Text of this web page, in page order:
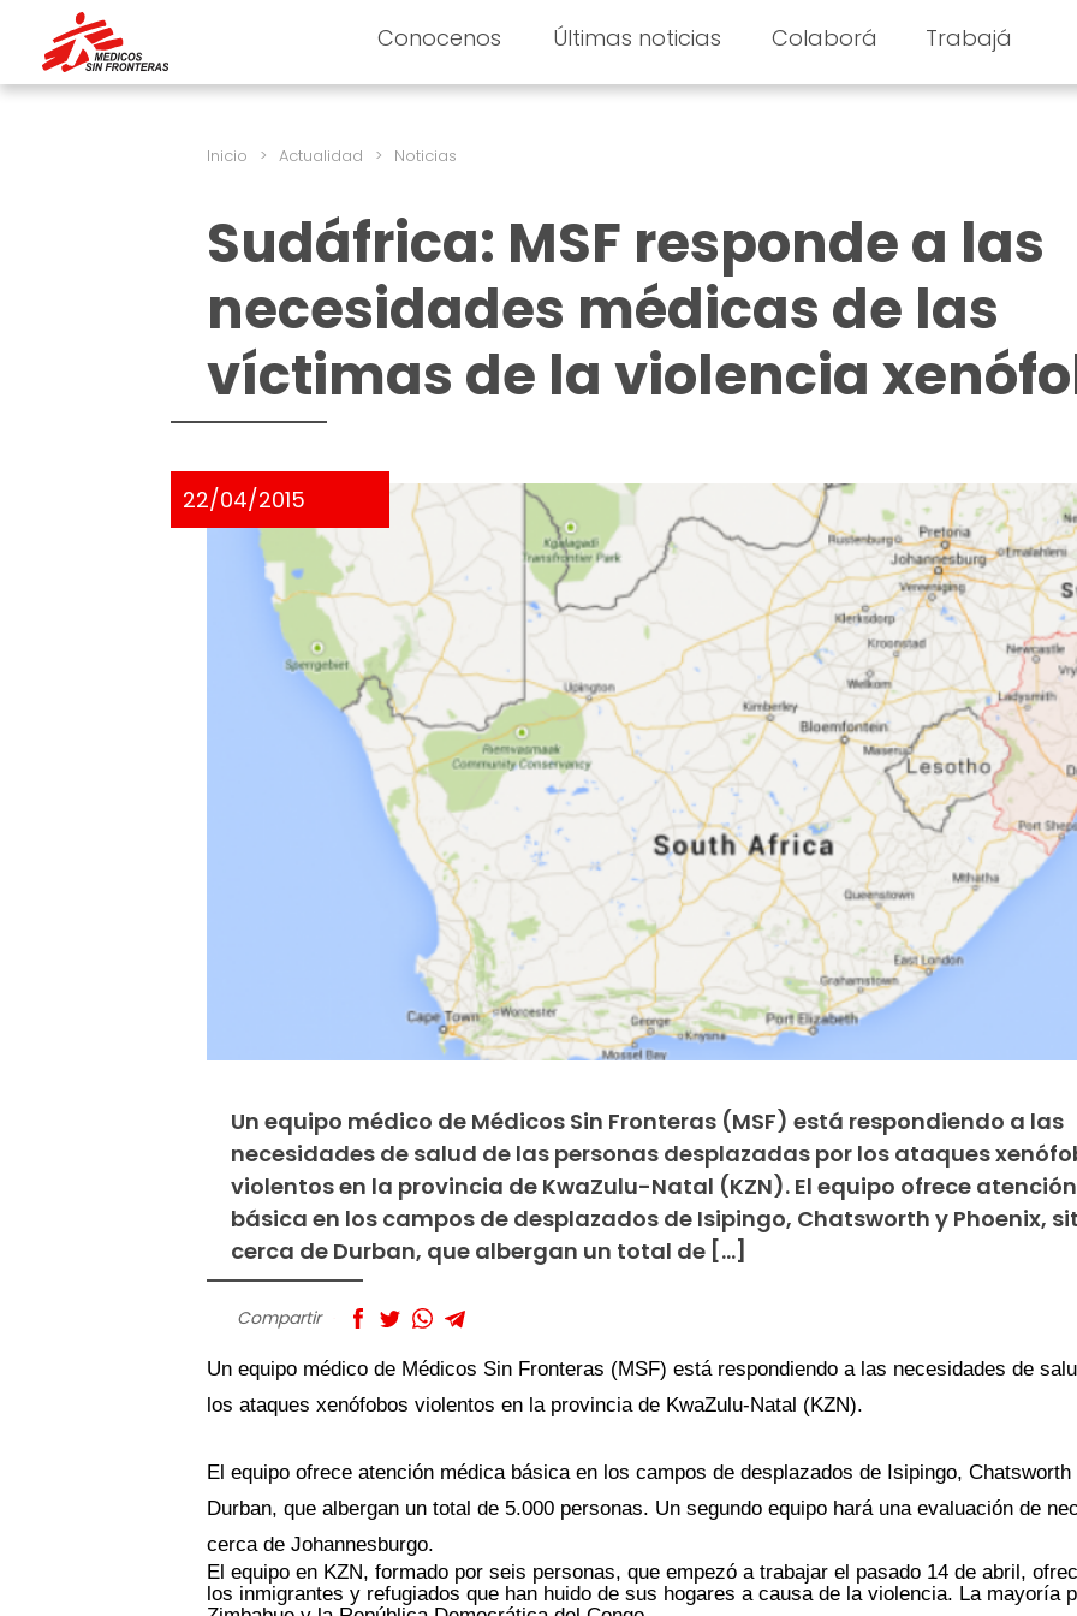
Conocenos Últimas noticias Colaborá Trabajá
Inicio > Actualidad > Noticias
Sudáfrica: MSF responde a las
necesidades médicas de las
víctimas de la violencia
22/04/2015
Un equipo médico de Médicos Sin Fronteras (MSF) está respondiendo a las
necesidades de salud de las personas desplazadas por los ataques
violentos en la provincia de KwaZulu-Natal (KZN). El equipo ofrece
básica en los campos de desplazados de Isipingo, Chatsworth y Phoenix,
cerca de Durban, que albergan un total de […]
Compartir
Un equipo médico de Médicos Sin Fronteras (MSF) está respondiendo a las necesidades de
los ataques xenófobos violentos en la provincia de KwaZulu-Natal (KZN).
El equipo ofrece atención médica básica en los campos de desplazados de Isipingo,
Durban, que albergan un total de 5.000 personas. Un segundo equipo hará una evaluación de
cerca de Johannesburgo.
El equipo en KZN, formado por seis personas, que empezó a trabajar el pasado 14 de abril,
los inmigrantes y refugiados que han huido de sus hogares a causa de la violencia. La mayoría